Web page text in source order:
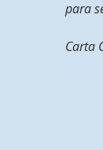
para
Carta